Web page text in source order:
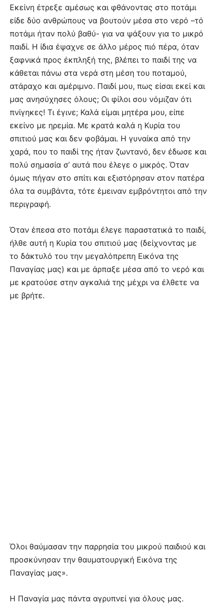
Εκείνη έτρεξε αμέσως και φθάνοντας στο ποτάμι
είδε δύο ανθρώπους να βουτούν μέσα στο νερό –τό
ποτάμι ήταν πολύ βαθύ- για να ψάξουν για το μικρό
παιδί. Η ίδια έψαχνε σε άλλο μέρος πιό πέρα, όταν
ξαφνικά προς έκπληξή της, βλέπει το παιδί της να
κάθεται πάνω στα νερά στη μέση του ποταμού,
ατάραχο και αμέριμνο. Παιδί μου, πως είσαι εκεί και
μας ανησύχησες όλους; Οι φίλοι σου νόμιζαν ότι
πνίγηκες! Τι έγινε; Καλά είμαι μητέρα μου, είπε
εκείνο με ηρεμία. Με κρατά καλά η Κυρία του
σπιτιού μας και δεν φοβάμαι. Η γυναίκα από την
χαρά, που το παιδί της ήταν ζωντανό, δεν έδωσε και
πολύ σημασία σ’ αυτά που έλεγε ο μικρός. Όταν
όμως πήγαν στο σπίτι και εξιστόρησαν στον πατέρα
όλα τα συμβάντα, τότε έμειναν εμβρόντητοι από την
περιγραφή.
Όταν έπεσα στο ποτάμι έλεγε παραστατικά το παιδί,
ήλθε αυτή η Κυρία του σπιτιού μας (δείχνοντας με
το δάκτυλό του την μεγαλόπρεπη Εικόνα της
Παναγίας μας) και με άρπαξε μέσα από το νερό και
με κρατούσε στην αγκαλιά της μέχρι να έλθετε να
με βρήτε.
Όλοι θαύμασαν την παρρησία του μικρού παιδιού και
προσκύνησαν την θαυματουργική Εικόνα της
Παναγίας μας».
Η Παναγία μας πάντα αγρυπνεί για όλους μας.